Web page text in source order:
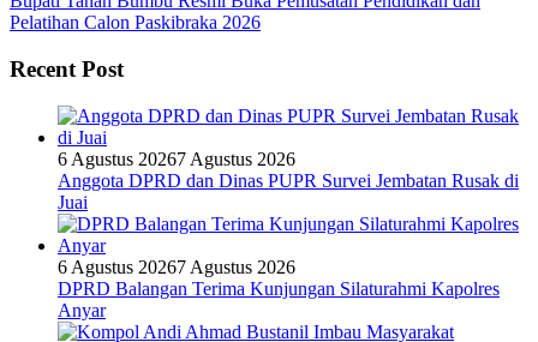
Pelatihan Calon Paskibraka 2026
Recent Post
6 Agustus 20267 Agustus 2026
Anggota DPRD dan Dinas PUPR Survei Jembatan Rusak di
Juai
6 Agustus 20267 Agustus 2026
DPRD Balangan Terima Kunjungan Silaturahmi Kapolres
Anyar